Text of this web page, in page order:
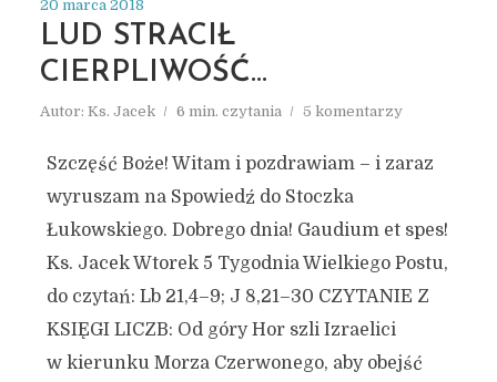
20 marca 2018
LUD STRACIŁ
CIERPLIWOŚĆ…
Autor: Ks. Jacek 6 min. czytania 5 komentarzy
Szczęść Boże! Witam i pozdrawiam – i zaraz
wyruszam na Spowiedź do Stoczka
Łukowskiego. Dobrego dnia! Gaudium et spes!
Ks. Jacek Wtorek 5 Tygodnia Wielkiego Postu,
do czytań: Lb 21,4–9; J 8,21–30 CZYTANIE Z
KSIĘGI LICZB: Od góry Hor szli Izraelici
w kierunku Morza Czerwonego, aby obejść